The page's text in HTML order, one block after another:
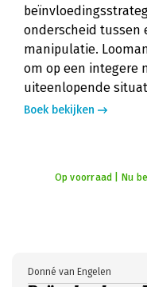
onderscheid tussen
manipulatie.
om op een integere
uiteenlopende
Boek bekijken
Op voorraad | Nu
Donné van Engelen